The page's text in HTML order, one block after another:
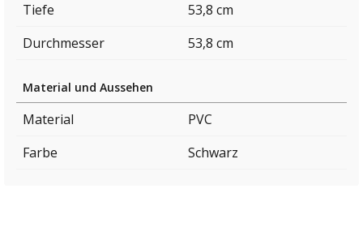
Tiefe
53,8 cm
Durchmesser
53,8 cm
Material und Aussehen
Material
PVC
Farbe
Schwarz